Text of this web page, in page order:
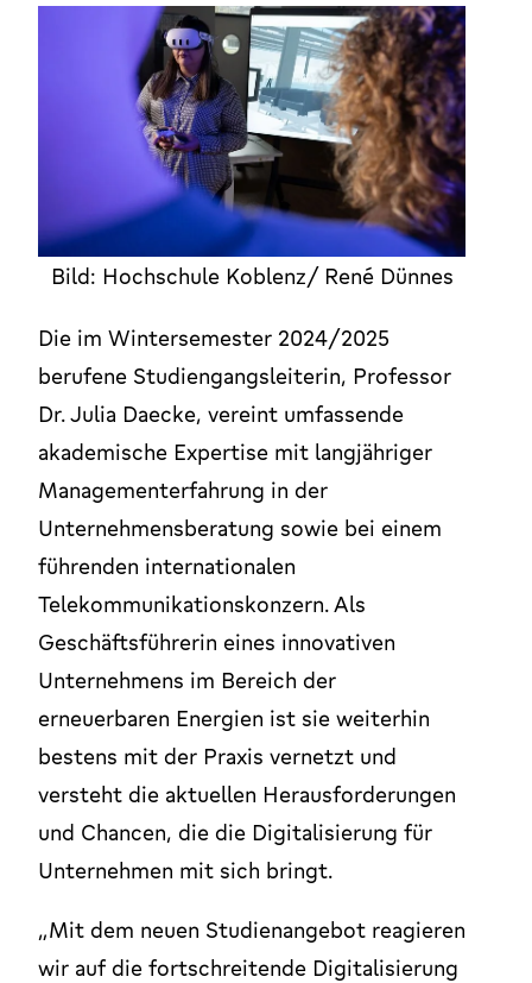
Bild: Hochschule Koblenz/ René Dünnes
Die im Wintersemester 2024/2025
berufene Studiengangsleiterin, Professor
Dr. Julia Daecke, vereint umfassende
akademische Expertise mit langjähriger
Managementerfahrung in der
Unternehmensberatung sowie bei einem
führenden internationalen
Telekommunikationskonzern. Als
Geschäftsführerin eines innovativen
Unternehmens im Bereich der
erneuerbaren Energien ist sie weiterhin
bestens mit der Praxis vernetzt und
versteht die aktuellen Herausforderungen
und Chancen, die die Digitalisierung für
Unternehmen mit sich bringt.
„Mit dem neuen Studienangebot reagieren
wir auf die fortschreitende Digitalisierung